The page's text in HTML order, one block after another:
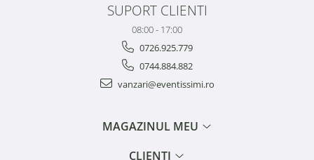
SUPORT CLIENTI
08:00 - 17:00
0726.925.779
0744.884.882
vanzari@eventissimi.ro
MAGAZINUL MEU
CLIENTI